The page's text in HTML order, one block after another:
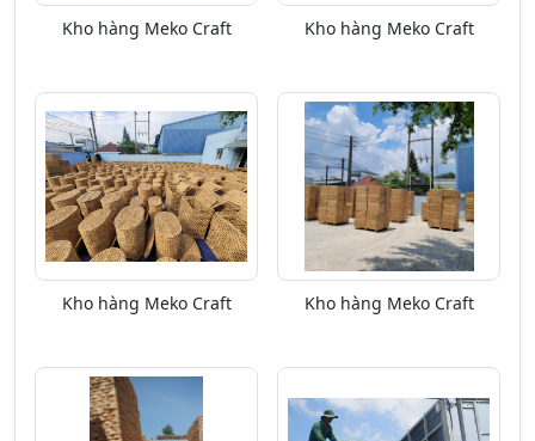
Kho hàng Meko Craft Kho hàng Meko Craft
Kho hàng Meko Craft Kho hàng Meko Craft